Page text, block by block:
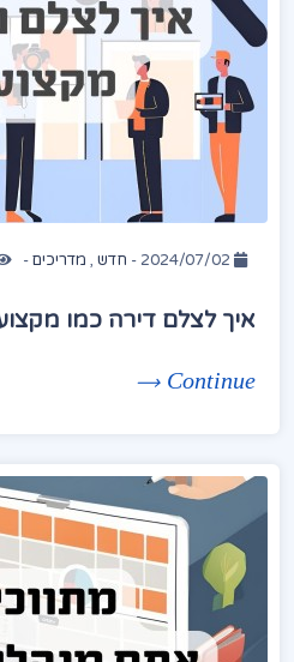
חדש , מדריכים-
איך לצלם דירה כמו
Continue